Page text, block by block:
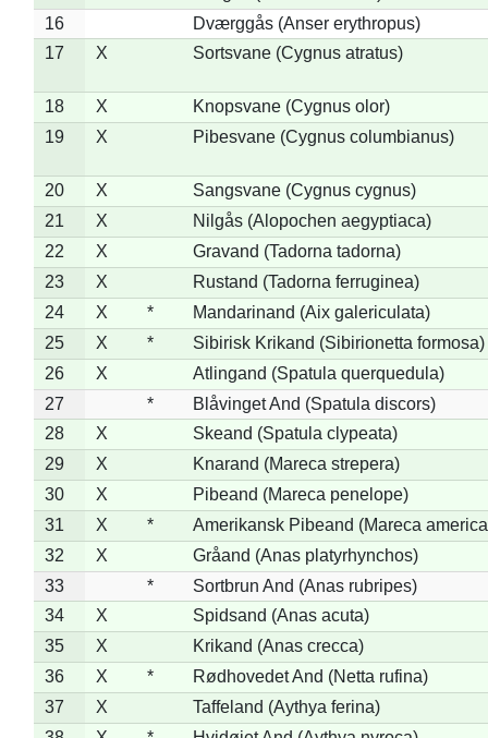
16
Dværggås (Anser erythropus)
17
X Sortsvane (Cygnus atratus)
18 X
Knopsvane (Cygnus olor)
19
X Pibesvane (Cygnus columbianus)
20 X
Sangsvane (Cygnus cygnus)
21
X
Nilgås (Alopochen aegyptiaca)
22
X
Gravand (Tadorna tadorna)
23
X
Rustand (Tadorna ferruginea)
24
X *
Mandarinand (Aix galericulata)
25
X *
Sibirisk Krikand (Sibirionetta formosa)
26
X
Atlingand (Spatula querquedula)
27
*
Blåvinget And (Spatula discors)
28
X
Skeand (Spatula clypeata)
29
X
Knarand (Mareca strepera)
30
X
Pibeand (Mareca penelope)
31
X *
Amerikansk Pibeand (Mareca
32
X
Gråand (Anas platyrhynchos)
33
*
Sortbrun And (Anas rubripes)
34
X
Spidsand (Anas acuta)
35
X
Krikand (Anas crecca)
36
X *
Rødhovedet And (Netta rufina)
37
X
Taffeland (Aythya ferina)